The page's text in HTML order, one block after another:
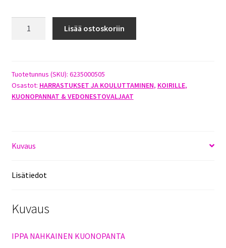
6
MUSTA
määrä
Lisää ostoskoriin
Tuotetunnus (SKU): 6235000505
Osastot: HARRASTUKSET JA KOULUTTAMINEN, KOIRILLE,
KUONOPANNAT & VEDONESTOVALJAAT
Kuvaus
Lisätiedot
Kuvaus
IPPA NAHKAINEN KUONOPANTA